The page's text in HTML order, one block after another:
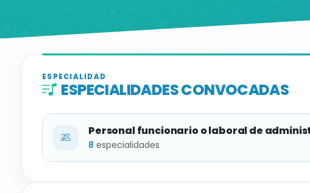
ESPECIALIDAD
ESPECIALIDADES CONVOCADAS
Personal funcionario o laboral de
8 especialidades